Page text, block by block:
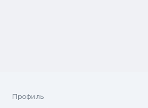
Профиль